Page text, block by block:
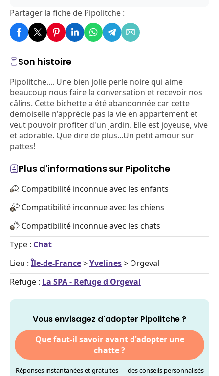
Son histoire
Pipolitche.... Une bien jolie perle noire qui aime
beaucoup nous faire la conversation et recevoir nos
câlins. Cette bichette a été abandonnée car cette
demoiselle n'apprécie pas la vie en appartement et
veut pouvoir profiter d'un jardin. Elle est joyeuse, vive
et adorable. Que dire de plus...Un petit amour sur
pattes!
Plus d'informations sur Pipolitche
Compatibilité inconnue avec les enfants
Compatibilité inconnue avec les chiens
Compatibilité inconnue avec les chats
Type : Chat
Lieu : Île-de-France>Yvelines> Orgeval
Refuge : La SPA - Refuge d'Orgeval
Vous envisagez d'adopter Pipolitche ?
Que faut-il savoir avant d'adopter une
chatte ?
Réponses instantanées et gratuites — des conseils personnalisés
Partager la fiche de Pipolitche :